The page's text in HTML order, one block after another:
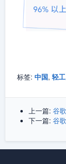
标签: 中国, 轻工
上一篇: 谷
下一篇: 谷